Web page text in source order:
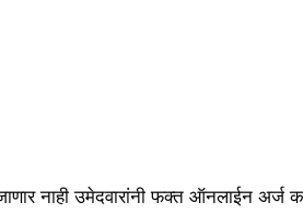
नाही उमेदवारांनी फक्त ऑनलाईन अर्ज